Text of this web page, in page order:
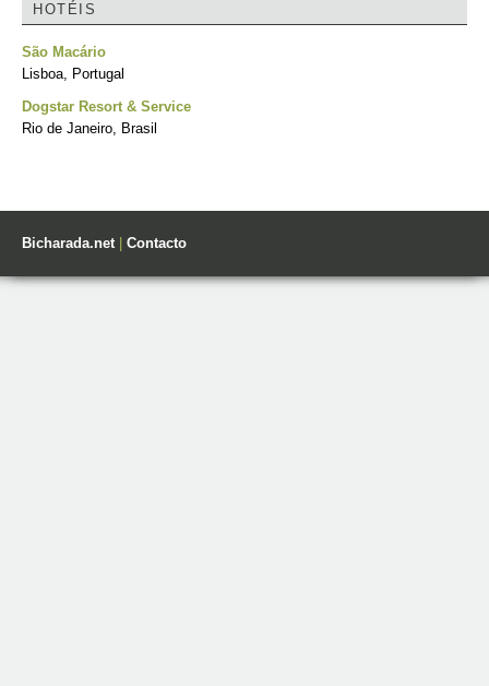
HOTÉIS
São Macário
Lisboa, Portugal
Dogstar Resort & Service
Rio de Janeiro, Brasil
Bicharada.net| Contacto